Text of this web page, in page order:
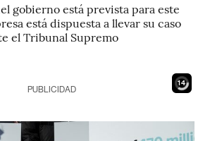
gobierno está prevista para este
está dispuesta a llevar su caso
el Tribunal Supremo
12
PUBLICIDAD